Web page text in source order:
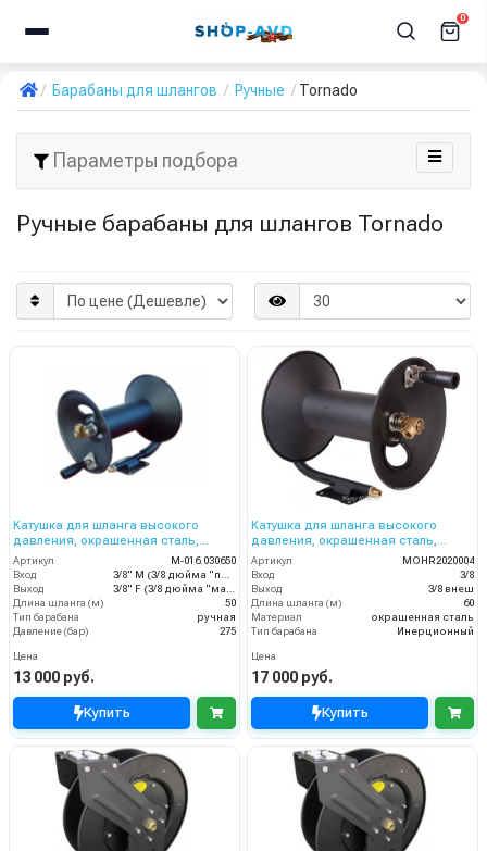
0
Барабаны для шлангов Ручные Tornado
Параметры подбора
Ручные барабаны для шлангов Tornado
Катушка для шланга высокого
давления, окрашенная сталь,
вместимость 3/8 50m, 275bar,
3/8внеш-3/8внут
Артикул
M-016.030650
Вход
Выход
Длина шланга (м)
50
Тип барабана
ручная
Давление (бар)
275
Цена
13 000 руб.
Купить
Катушка для шланга высокого
давления, окрашенная сталь,
вместимость 3/8 60m, 275bar,
3/8внеш
Артикул
MOHR2020004
Вход
3/8
Выход
3/8 внеш
Длина шланга (м)
60
Материал
окрашенная сталь
Тип барабана
Инерционный
Цена
17 000 руб.
Купить